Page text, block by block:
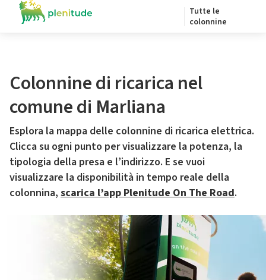
Tutte le
colonnine
Colonnine di ricarica nel
comune di Marliana
Esplora la mappa delle colonnine di ricarica elettrica.
Clicca su ogni punto per visualizzare la potenza, la
tipologia della presa e l’indirizzo. E se vuoi
visualizzare la disponibilità in tempo reale della
colonnina, scarica l’app Plenitude On The Road.